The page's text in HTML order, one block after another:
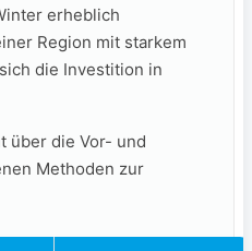
erheblich​
Region mit starkem
die ‍Investition in⁢
‌über ​die ⁢Vor- und
Methoden ⁢zur